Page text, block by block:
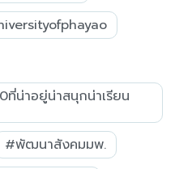
ที่น่าอยู่น่าสนุกน่าเรียน
#พัฒนาสังคมมพ.